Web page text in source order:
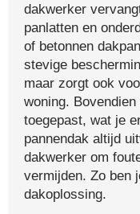
dakwerker
panlatten en
of betonnen
stevige
maar zorgt ook
woning.
toegepast, wat je
pannendak altijd
dakwerker om
vermijden. Zo ben
dakoplossing.